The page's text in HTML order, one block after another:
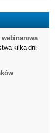
webinarowa
kilka dni